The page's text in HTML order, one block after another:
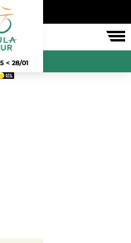
28/01 > 01/02/2025